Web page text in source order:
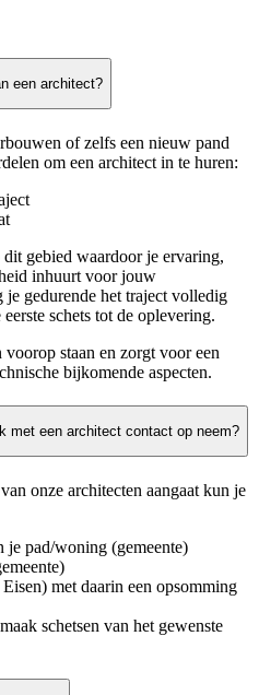
een architect?
of zelfs een nieuw pand
om een architect in te huren:
gebied waardoor je ervaring,
inhuurt voor jouw
gedurende het traject volledig
schets tot de oplevering.
staan en zorgt voor een
bijkomende aspecten.
met een architect contact op neem?
onze architecten aangaat kun je
je pad/woning (gemeente)
met daarin een opsomming
schetsen van het gewenste